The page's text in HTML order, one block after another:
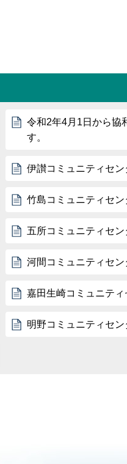
令和2年4月1日から協
す。
伊讃コミュニティセン
竹島コミュニティセン
五所コミュニティセン
河間コミュニティセン
嘉田生崎コミュニティ
明野コミュニティセン